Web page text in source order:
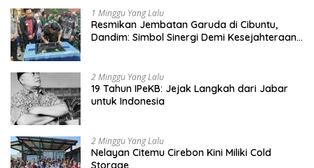
1 Minggu Yang Lalu
Resmikan Jembatan Garuda di Cibuntu,
Dandim: Simbol Sinergi Demi Kesejahteraan
2 Minggu Yang Lalu
19 Tahun IPeKB: Jejak Langkah dari Jabar
untuk Indonesia
2 Minggu Yang Lalu
Nelayan Citemu Cirebon Kini Miliki Cold
Storage